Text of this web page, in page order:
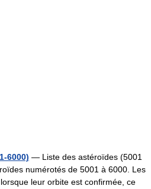
6000) — Liste des astéroïdes (5001
numérotés de 5001 à 6000. Les
leur orbite est confirmée, ce